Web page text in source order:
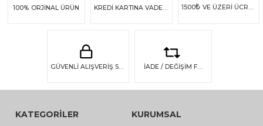
100% ORJİNAL ÜRÜN 1500₺ VE ÜZERİ ÜCRETSİZ KARGO
GÜVENLİ ALIŞVERİŞ SSL GÜVENLİĞİ İADE / DEĞİŞİM FIRSATI
KATEGORİLER KURUMSAL